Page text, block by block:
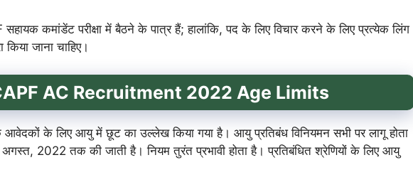
कमांडेंट परीक्षा में बैठने के पात्र हैं; हालांकि, पद के लिए विचार करने के लिए प्रत्येक लिंग
जाना चाहिए।
AC Recruitment 2022 Age Limits
के आवेदकों के लिए आयु में छूट का उल्लेख किया गया है। आयु प्रतिबंध विनियमन सभी पर लागू होता
2022 तक की जाती है। नियम तुरंत प्रभावी होता है। प्रतिबंधित श्रेणियों के लिए आयु